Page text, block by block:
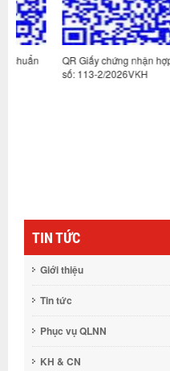
QR Giấy chứng nhận hợp chuẩn
số: 113-2/2026VKH
TIN TỨC
Giới thiệu
Tin tức
Phục vụ QLNN
KH & CN